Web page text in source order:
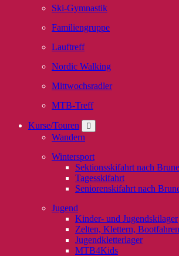
Ski-Gymnastik
Familiengruppe
Lauftreff
Nordic Walking
Mittwochsradler
MTB-Treff
Kurse/Touren
Wandern
Wintersport
Sektionsskifahrt nach
Tagesskifahrt
Seniorenskifahrt nach
Jugend
Kinder- und Jugendskilager
Zelten, Klettern, Bootfahren
Jugendkletterlager
MTB4Kids